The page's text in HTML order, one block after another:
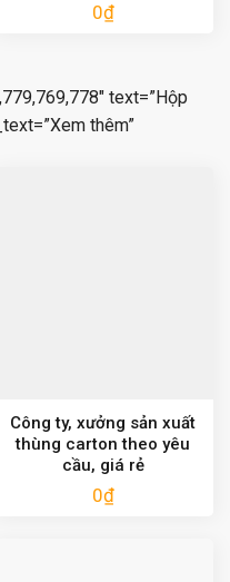
0₫
text=”Hộp
thêm”
Công ty, xưởng sản xuất
thùng carton theo yêu
cầu, giá rẻ
0₫